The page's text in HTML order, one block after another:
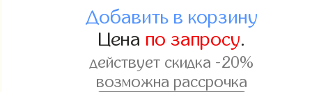
Добавить в корзину
Цена по запросу.
действует скидка -20%
возможна рассрочка